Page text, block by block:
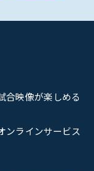
合映像が楽しめる
ンラインサービス